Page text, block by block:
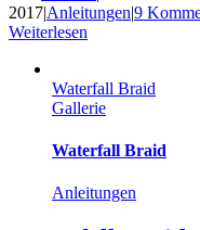
2017|Anleitungen|9
Weiterlesen
Waterfall Braid
Gallerie
Waterfall Braid
Anleitungen